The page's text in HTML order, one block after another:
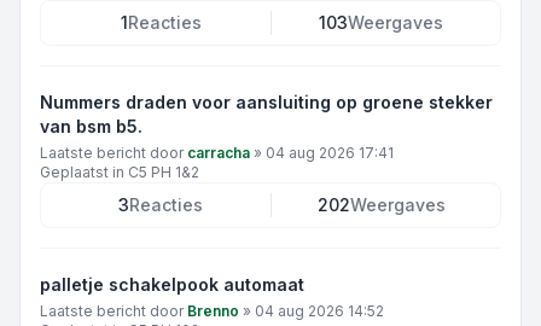
1Reacties 103Weergaves
Nummers draden voor aansluiting op groene stekker
van bsm b5.
Laatste bericht door carracha » 04 aug 2026 17:41
Geplaatst in C5 PH 1&2
3Reacties 202Weergaves
palletje schakelpook automaat
Laatste bericht door Brenno » 04 aug 2026 14:52